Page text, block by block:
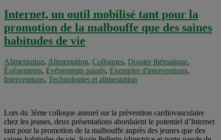
Internet, un outil mobilisé tant pour la
promotion de la malbouffe que des saines
habitudes de vie
Alimentation, Alimentation, Colloques, Dossier thématique,
Événements, Évènements passés, Exemples d'interventions,
Interventions, Technologies et alimentation
Lors du 3ème colloque annuel sur la prévention cardiovasculaire
chez les jeunes, deux présentations abordaient le potentiel d’Internet
tant pour la promotion de la malbouffe auprès des jeunes que des